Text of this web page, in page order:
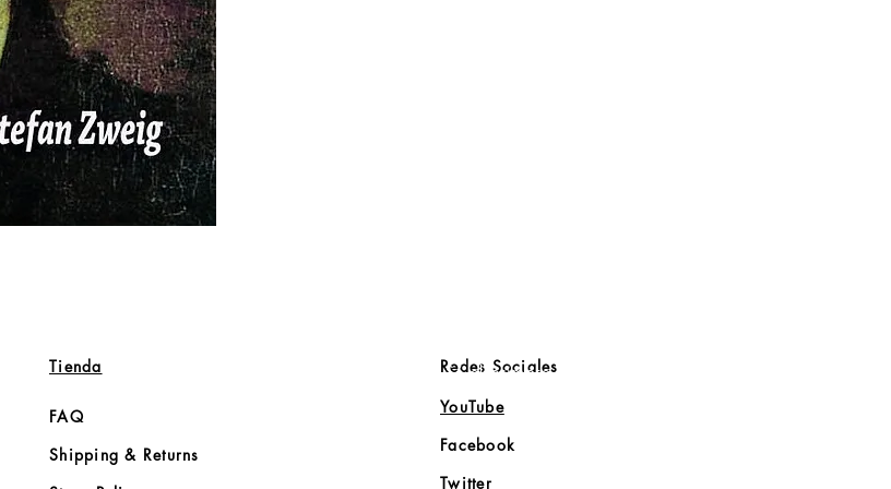
Tienda Redes Sociales
Sé el primero en saber
FAQ
Shipping & Returns
YouTube
Facebook
Twitter